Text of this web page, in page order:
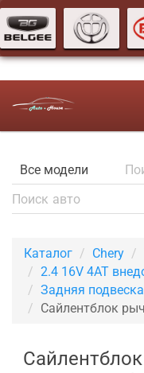
Каталог Chery
2.4 16V 4AT
Задняя подвеска
Сайлентблок